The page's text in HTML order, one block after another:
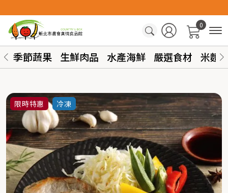
0
季節蔬果 生鮮肉品 水產海鮮 嚴選食材 米麵
限時特惠 冷凍